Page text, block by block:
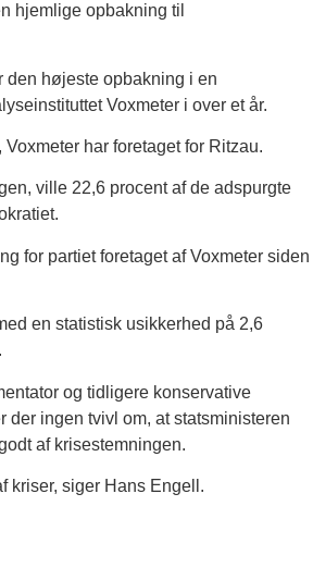
hjemlige opbakning til
den højeste opbakning i en
Voxmeter i over et år.
har foretaget for Ritzau.
ville 22,6 procent af de adspurgte
for partiet foretaget af Voxmeter siden
en statistisk usikkerhed på 2,6
og tidligere konservative
der ingen tvivl om, at statsministeren
af krisestemningen.
kriser, siger Hans Engell.